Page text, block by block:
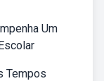
Um
Tempos